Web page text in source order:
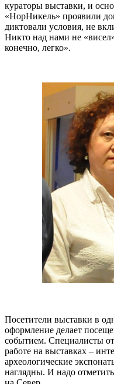
кураторы выставки, и
«НорНикель» проявили
диктовали условия, не
Никто над нами не
конечно, легко».
Посетители выставки в
оформление делает
событием. Специалисты
работе на выставках –
археологические
наглядны. И надо